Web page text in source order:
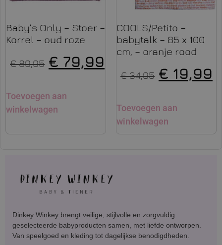
Baby’s Only – Stoer –
Korrel – oud roze
€89,95 € 79,99
Toevoegen aan
winkelwagen
COOLS/Petito –
babytalk – 85 x 100
cm, – oranje rood
€34,95 € 19,99
Toevoegen aan
winkelwagen
Dinkey Winkey brengt veilige, stijlvolle en zorgvuldig
geselecteerde babyproducten samen, met liefde ontworpen.
Van speelgoed en kleding tot dagelijkse benodigdheden.